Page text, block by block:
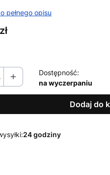
pełnego opisu
Dostępność:
na wyczerpaniu
Dodaj do
24 godziny